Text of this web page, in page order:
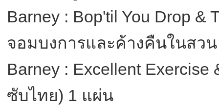
Barney : Bop'til You Drop &
จอมบงการและค้างคืนในสว
Barney : Excellent Exercise
ซับไทย) 1 แผ่น